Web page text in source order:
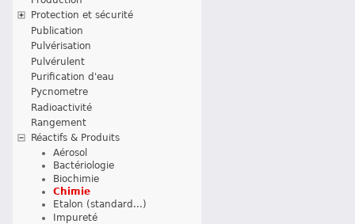
Protection et sécurité
Publication
Pulvérisation
Pulvérulent
Purification d'eau
Pycnometre
Radioactivité
Rangement
Réactifs & Produits
Aérosol
Bactériologie
Biochimie
Chimie
Etalon (standard...)
Impureté